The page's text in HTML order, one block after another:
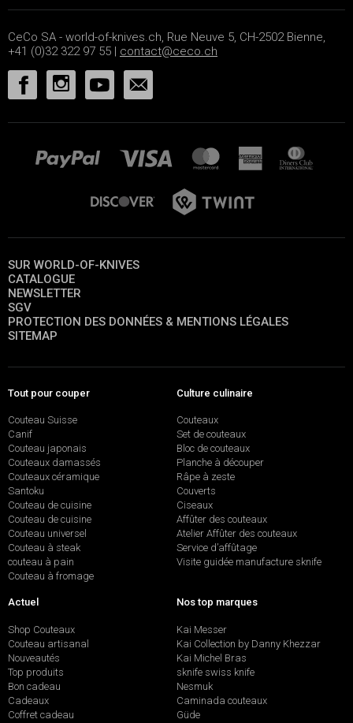
CeCo SA - world-of-knives.ch, Rue Neuve 5, CH-2502 Bienne,
+41 (0)32 322 97 55 | contact@ceco.ch
SUR WORLD-OF-KNIVES
CATALOGUE
NEWSLETTER
SGV
PROTECTION DES DONNÉES & MENTIONS LÉGALES
SITEMAP
Tout pour couper
Couteau Suisse
Canif
Couteau japonais
Couteaux damassés
Couteaux céramique
Santoku
Couteau de cuisine
Couteau de cuisine
Couteau universel
Couteau à steak
couteau à pain
Couteau à fromage
Culture culinaire
Couteaux
Set de couteaux
Bloc de couteaux
Planche à découper
Râpe à zeste
Couverts
Ciseaux
Affûter des couteaux
Atelier Affûter des couteaux
Service d’affûtage
Visite guidée manufacture sknife
Actuel
Shop Couteaux
Couteau artisanal
Nouveautés
Top produits
Bon cadeau
Cadeaux
Coffret cadeau
Nos top marques
Kai Messer
Kai Collection by Danny Khezzar
Kai Michel Bras
sknife swiss knife
Nesmuk
Caminada couteaux
Güde